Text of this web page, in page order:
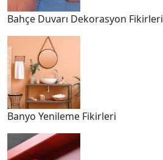
Bahçe Duvarı Dekorasyon Fikirleri
Banyo Yenileme Fikirleri